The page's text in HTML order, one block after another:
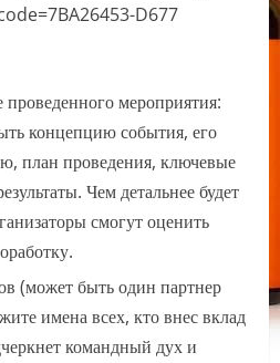
D677
мероприятия:
концепцию события, его
план проведения, ключевые
Чем детальнее будет
смогут оценить
(может быть один партнер
имена всех, кто внес вклад
командный дух и